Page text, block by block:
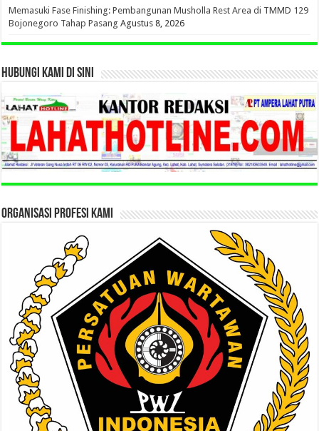
Memasuki Fase Finishing: Pembangunan Musholla Rest Area di TMMD 129
Bojonegoro Tahap Pasang Agustus 8, 2026
HUBUNGI KAMI DI SINI
ORGANISASI PROFESI KAMI